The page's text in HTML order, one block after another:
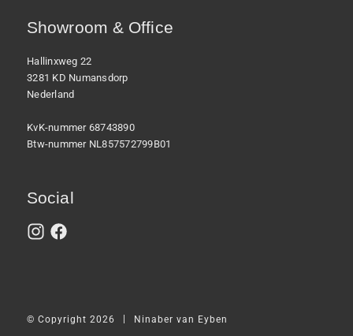
Showroom & Office
Hallinxweg 22
3281 KD Numansdorp
Nederland
KvK-nummer 68743890
Btw-nummer NL857572799B01
Social
© Copyright 2026 Ninaber van Eyben